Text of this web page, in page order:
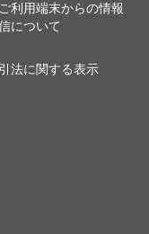
利用端末からの情報
について
法に関する表示